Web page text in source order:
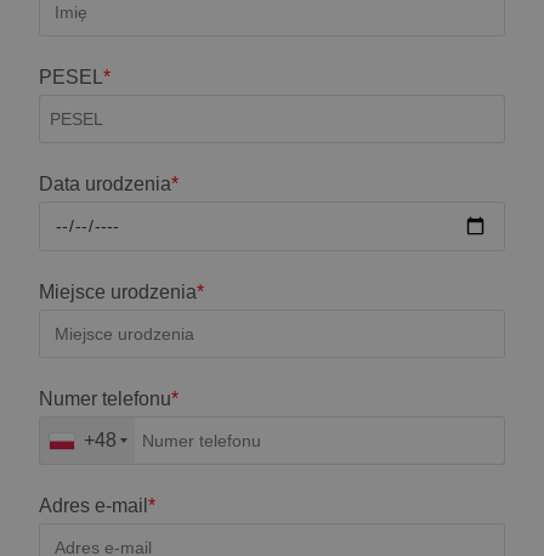
PESEL*
Data urodzenia*
Miejsce urodzenia*
Numer telefonu*
+48
Adres e-mail*